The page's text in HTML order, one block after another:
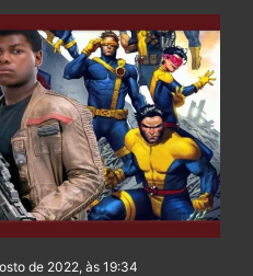
de 2022, às 19:34